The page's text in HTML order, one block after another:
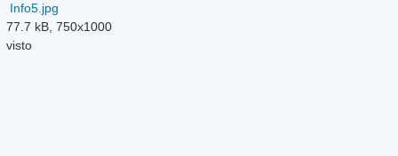
Info5.jpg
77.7 kB, 750x1000
visto